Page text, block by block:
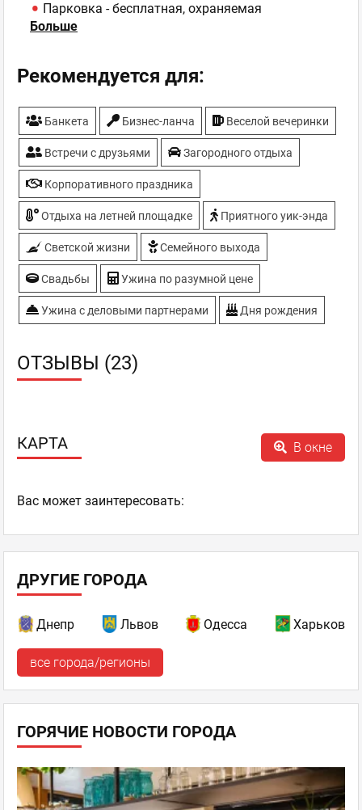
Парковка - бесплатная, охраняемая
Рекомендуемые блюда - Нежная телятина с
картофелем фри (250/50/100) 87-00 грн;
Неповторимый десерт австрийской кухни "Захер"
(100) 29-00 грн
Рекомендуемые напитки - Бельгийское пиво
Лефф Блонде, Лефф Бруне, Хугарден
ТВ-плазмы
Больше
Рекомендуется для:
Банкета Бизнес-ланча Веселой вечеринки
Встречи с друзьями Загородного отдыха
Корпоративного праздника
Отдыха на летней площадке Приятного уик-энда
Светской жизни Семейного выхода
Свадьбы Ужина по разумной цене
Ужина с деловыми партнерами Дня рождения
ОТЗЫВЫ (23)
КАРТА В окне
Ваc может заинтересовать:
ДРУГИЕ ГОРОДА
Днепр Львов Одесса Харьков
все города/регионы
ГОРЯЧИЕ НОВОСТИ ГОРОДА